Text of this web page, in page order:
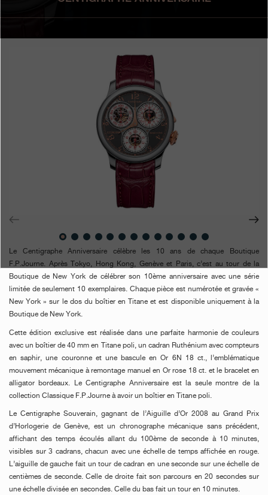
Boutiques
ENGLISH 日本語 简体中文
Le Centigraphe Anniversaire célèbre les 10 ans de chaque Boutique
F.P.Journe. Après Tokyo, Hong Kong, Genève et Paris, c’est au tour de la
Boutique de New York de célébrer son 10ème anniversaire avec une série
limitée de seulement 10 exemplaires. Chaque pièce est numérotée et gravée «
New York » sur le dos du boîtier en Titane et est disponible uniquement à la
Boutique de New York.
Cette édition exclusive est réalisée dans une parfaite harmonie de couleurs
avec un boîtier de 40 mm en Titane poli, un cadran Ruthénium avec compteurs
en saphir, une couronne et une bascule en Or 6N 18 ct., l’emblématique
mouvement mécanique à remontage manuel en Or rose 18 ct. et le bracelet en
alligator bordeaux. Le Centigraphe Anniversaire est la seule montre de la
collection Classique F.P.Journe à avoir un boîtier en Titane poli.
Le Centigraphe Souverain, gagnant de l’Aiguille d’Or 2008 au Grand Prix
d’Horlogerie de Genève, est un chronographe mécanique sans précédent,
affichant des temps écoulés allant du 100ème de seconde à 10 minutes,
visibles sur 3 cadrans, chacun avec une échelle de temps affichée en rouge.
L’aiguille de gauche fait un tour de cadran en une seconde sur une échelle de
centièmes de seconde. Celle de droite fait son parcours en 20 secondes sur
une échelle divisée en secondes. Celle du bas fait un tour en 10 minutes.